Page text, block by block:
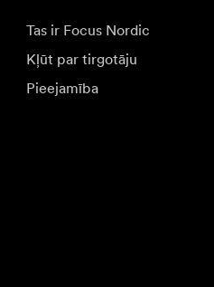
Tas ir Focus Nordic
Kļūt par tirgotāju
Pieejamība